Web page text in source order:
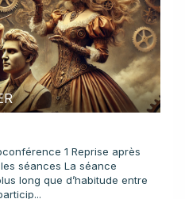
1 Reprise après
séances La séance
long que d’habitude entre